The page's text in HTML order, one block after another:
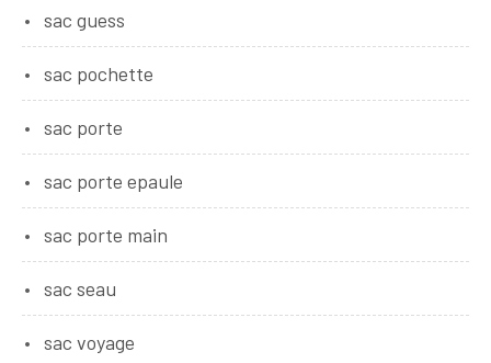
sac guess
sac pochette
sac porte
sac porte epaule
sac porte main
sac seau
sac voyage